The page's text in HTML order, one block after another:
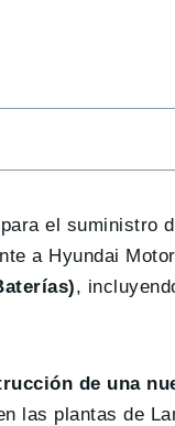
el suministro
a Hyundai
,
de una
las plantas de